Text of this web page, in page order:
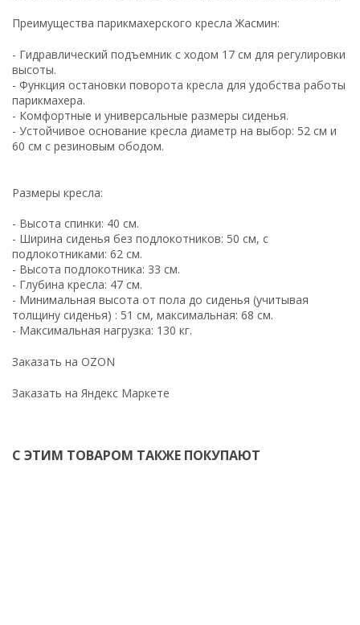
Преимущества парикмахерского кресла Жасмин:
- Гидравлический подъемник с ходом 17 см для регулировки
высоты.
- Функция остановки поворота кресла для удобства работы
парикмахера.
- Комфортные и универсальные размеры сиденья.
- Устойчивое основание кресла диаметр на выбор: 52 см и
60 см с резиновым ободом.
Размеры кресла:
- Высота спинки: 40 см.
- Ширина сиденья без подлокотников: 50 см, с
подлокотниками: 62 см.
- Высота подлокотника: 33 см.
- Глубина кресла: 47 см.
- Минимальная высота от пола до сиденья (учитывая
толщину сиденья) : 51 см, максимальная: 68 см.
- Максимальная нагрузка: 130 кг.
Заказать на OZON
Заказать на Яндекс Маркете
С ЭТИМ ТОВАРОМ ТАКЖЕ ПОКУПАЮТ